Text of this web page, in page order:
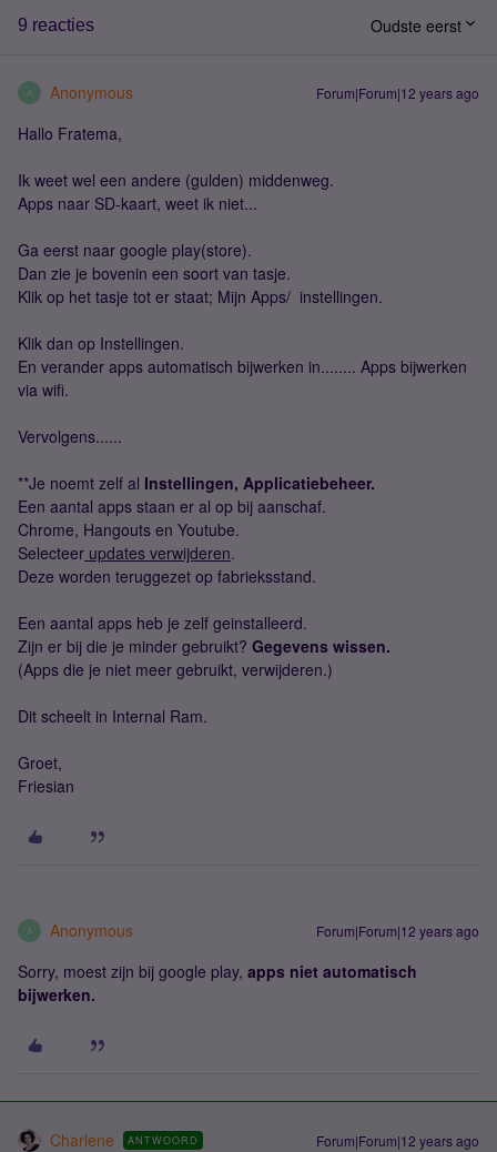
9 reacties Oudste eerst
A Anonymous Forum|Forum|12 years ago
Hallo Fratema,
Ik weet wel een andere (gulden) middenweg.
Apps naar SD-kaart, weet ik niet...
Ga eerst naar google play(store).
Dan zie je bovenin een soort van tasje.
Klik op het tasje tot er staat; Mijn Apps/ instellingen.
Klik dan op Instellingen.
En verander apps automatisch bijwerken in........ Apps bijwerken
via wifi.
Vervolgens......
**Je noemt zelf al Instellingen, Applicatiebeheer.
Een aantal apps staan er al op bij aanschaf.
Chrome, Hangouts en Youtube.
Selecteer updates verwijderen.
Deze worden teruggezet op fabrieksstand.
Een aantal apps heb je zelf geinstalleerd.
Zijn er bij die je minder gebruikt? Gegevens wissen.
(Apps die je niet meer gebruikt, verwijderen.)
Dit scheelt in Internal Ram.
Groet,
Friesian
A Anonymous Forum|Forum|12 years ago
Sorry, moest zijn bij google play, apps niet automatisch
bijwerken.
Charlene ANTWOORD Forum|Forum|12 years ago